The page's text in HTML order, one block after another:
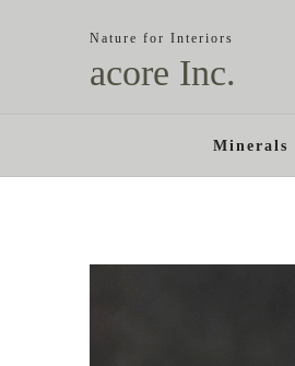
Nature for Interiors
acore Inc.
Minerals